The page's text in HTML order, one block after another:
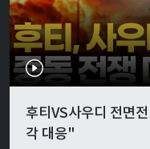
후티VS사우디 전면
각 대응"